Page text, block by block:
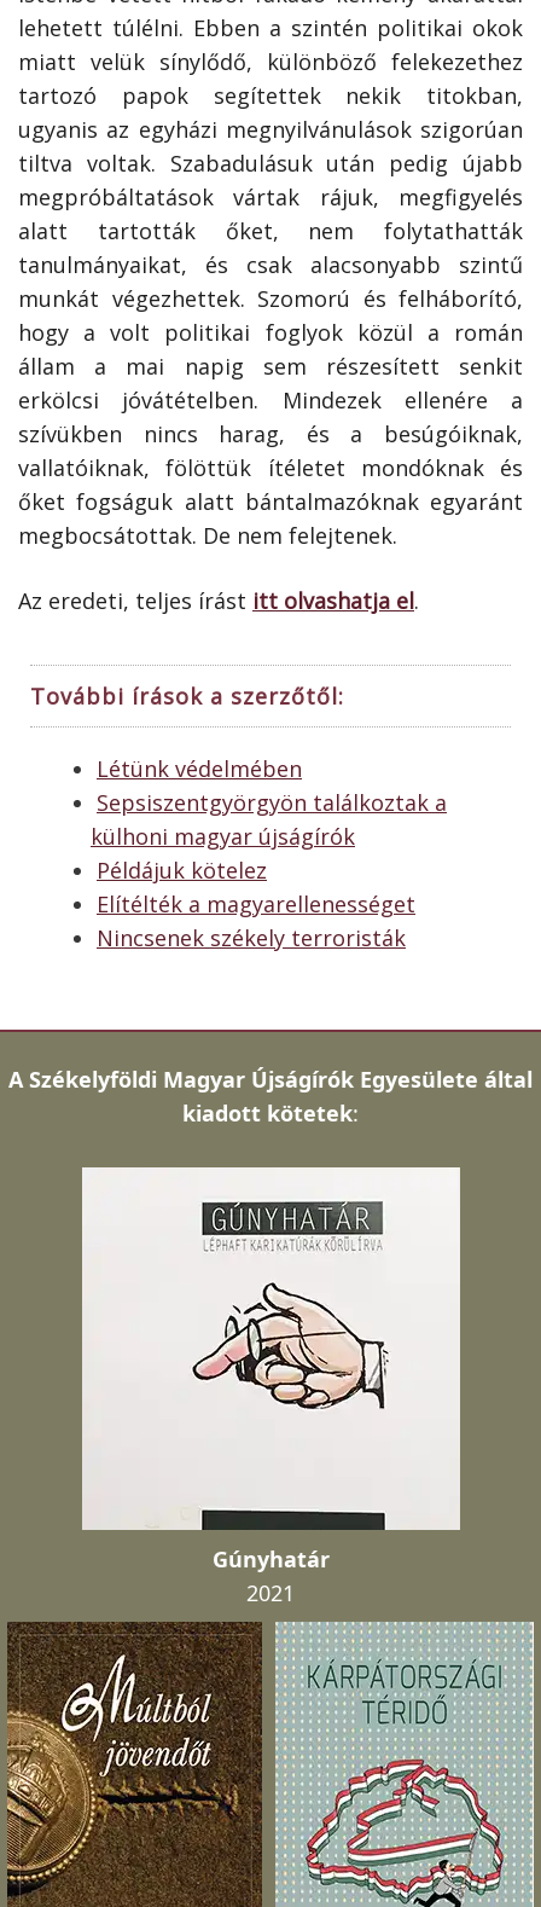
lehetett túlélni. Ebben a szintén politikai okok
miatt velük sínylődő, különböző felekezethez
tartozó papok segítettek nekik titokban,
ugyanis az egyházi megnyilvánulások szigorúan
tiltva voltak. Szabadulásuk után pedig újabb
megpróbáltatások vártak rájuk, megfigyelés
alatt tartották őket, nem folytathatták
tanulmányaikat, és csak alacsonyabb szintű
munkát végezhettek. Szomorú és felháborító,
hogy a volt politikai foglyok közül a román
állam a mai napig sem részesített senkit
erkölcsi jóvátételben. Mindezek ellenére a
szívükben nincs harag, és a besúgóiknak,
vallatóiknak, fölöttük ítéletet mondóknak és
őket fogságuk alatt bántalmazóknak egyaránt
megbocsátottak. De nem felejtenek.
Az eredeti, teljes írást itt olvashatja el.
További írások a szerzőtől:
Létünk védelmében
Sepsiszentgyörgyön találkoztak a
külhoni magyar újságírók
Példájuk kötelez
Elítélték a magyarellenességet
Nincsenek székely terroristák
A Székelyföldi Magyar Újságírók Egyesülete által
kiadott kötetek:
Gúnyhatár
2021